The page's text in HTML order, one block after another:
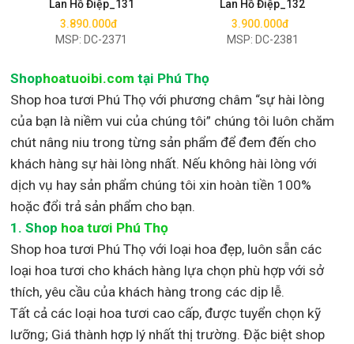
Lan Hồ Điệp_131
3.890.000đ
MSP: DC-2371
Lan Hồ Điệp_132
3.900.000đ
MSP: DC-2381
Shophoatuoibi.com tại Phú Thọ
Shop hoa tươi Phú Thọ với phương châm “sự hài lòng
của bạn là niềm vui của chúng tôi” chúng tôi luôn chăm
chút nâng niu trong từng sản phẩm để đem đến cho
khách hàng sự hài lòng nhất. Nếu không hài lòng với
dịch vụ hay sản phẩm chúng tôi xin hoàn tiền 100%
hoặc đổi trả sản phẩm cho bạn.
1.Shop hoa tươi Phú Thọ
Shop hoa tươi Phú Thọ với loại hoa đẹp, luôn sẵn các
loại hoa tươi cho khách hàng lựa chọn phù hợp với sở
thích, yêu cầu của khách hàng trong các dịp lễ.
Tất cả các loại hoa tươi cao cấp, được tuyển chọn kỹ
lưỡng; Giá thành hợp lý nhất thị trường. Đặc biệt shop